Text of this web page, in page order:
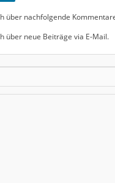
über nachfolgende
über neue Beiträge via E-Mail.